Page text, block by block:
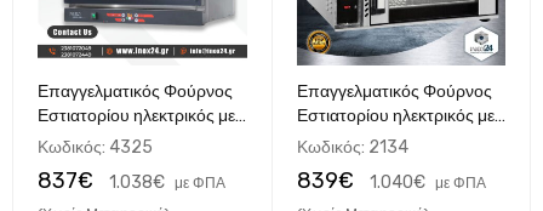
Επαγγελματικός Φούρνος
Εστιατορίου ηλεκτρικός με
αέρα ψηφιακός TDM 4
Κωδικός: 4325
837€ 1.038€ με ΦΠΑ
Επαγγελματικός Φούρνος
Εστιατορίου ηλεκτρικός με
αέρα για 4 Ταψιά 40x40
Κωδικός: 2134
839€ 1.040€
με ΦΠΑ